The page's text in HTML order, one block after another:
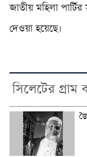
জাতীয় মহিলা
দেওয়া হয়েছে।
সিলেটের গ্রাম